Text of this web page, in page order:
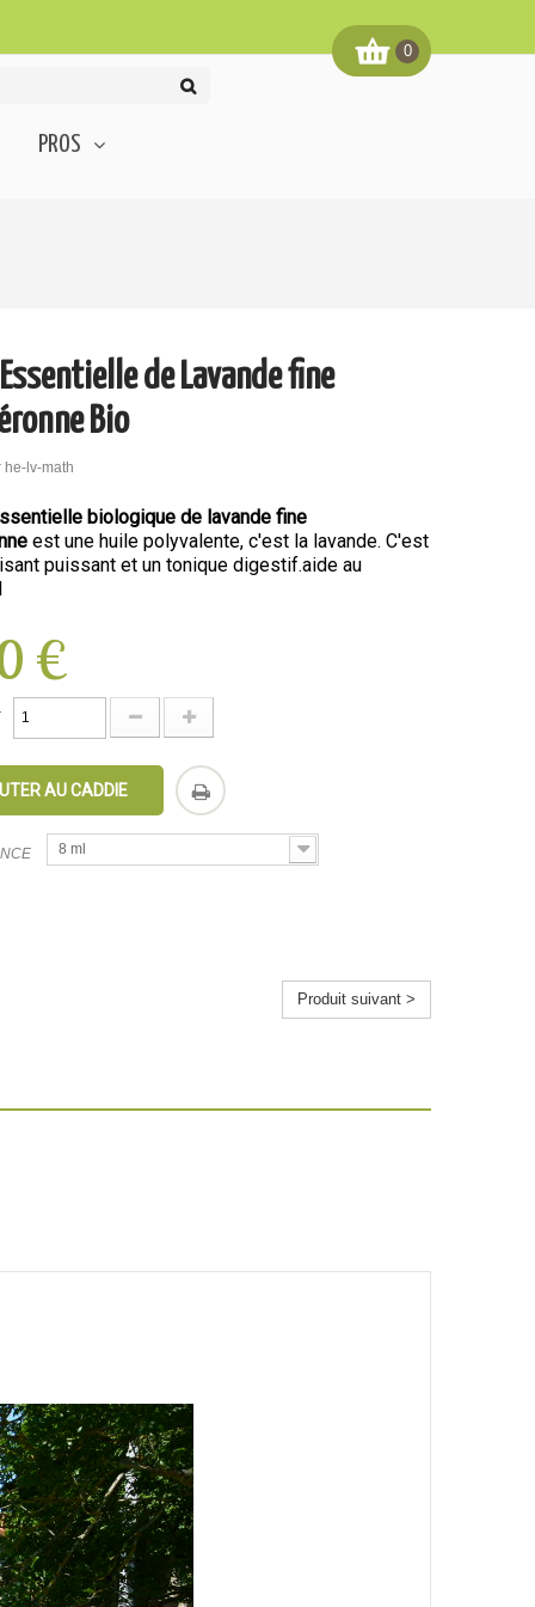
0
PROS
de Lavande fine
Bio
he-lv-math
biologique de lavande fine
est une huile polyvalente, c'est la lavande. C'est
puissant et un tonique digestif.aide au
€
AU CADDIE
8 ml
Produit suivant >